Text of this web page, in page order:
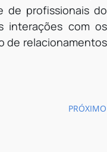
de profissionais do
interações com os
de relacionamentos
PRÓXIMO